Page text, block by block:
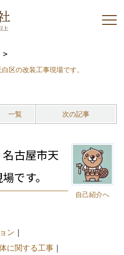
区の改装工事現場です。
一覧 次の記事
自己紹介へ
古屋市天
です。
ン
に関する工事